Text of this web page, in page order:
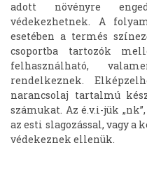
adott növényre
védekezhetnek. A
esetében a termés
csoportba tartozók
felhasználható,
rendelkeznek.
narancsolaj tartalmú
számukat. Az é.v.i-jük
az esti slagozással, vagy a
védekeznek ellenük.